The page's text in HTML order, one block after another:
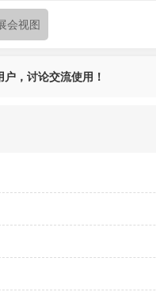
会视图
，讨论交流使用！